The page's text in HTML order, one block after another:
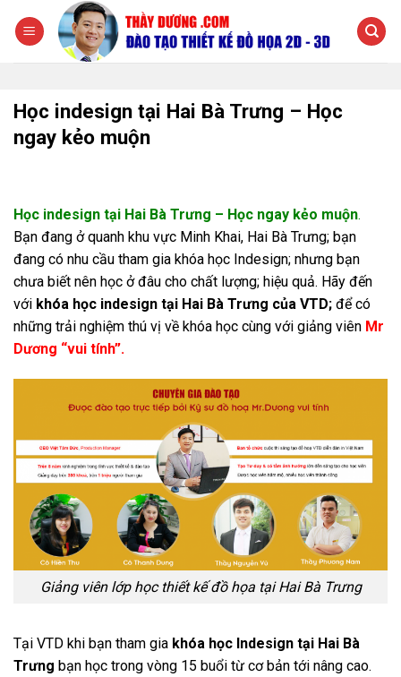
đến
Học indesign tại Hai Bà Trưng – Học
ngay kẻo muộn
Học indesign tại Hai Bà Trưng – Học ngay kẻo muộn.
Bạn đang ở quanh khu vực Minh Khai, Hai Bà Trưng; bạn
đang có nhu cầu tham gia khóa học Indesign; nhưng bạn
chưa biết nên học ở đâu cho chất lượng; hiệu quả. Hãy đến
với khóa học indesign tại Hai Bà Trưng của VTD; để có
những trải nghiệm thú vị về khóa học cùng với giảng viên Mr
Dương “vui tính”.
Giảng viên lớp học thiết kế đồ họa tại Hai Bà Trưng
Tại VTD khi bạn tham gia khóa học Indesign tại Hai Bà
Trưng bạn học trong vòng 15 buổi từ cơ bản tới nâng cao.